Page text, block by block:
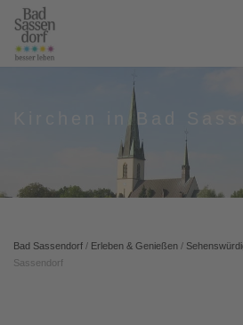
Kirchen in Bad
Bad Sassendorf / Erleben & Genießen /
Sassendorf